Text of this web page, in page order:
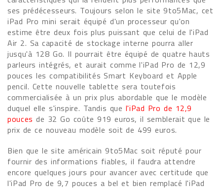
ses prédécesseurs. Toujours selon le site 9to5Mac, cet
iPad Pro mini serait équipé d'un processeur qu'on
estime être deux fois plus puissant que celui de l'iPad
Air 2. Sa capacité de stockage interne pourra aller
jusqu'à 128 Go. Il pourrait être équipé de quatre hauts
parleurs intégrés, et aurait comme l'iPad Pro de 12,9
pouces les compatibilités Smart Keyboard et Apple
pencil. Cette nouvelle tablette sera toutefois
commercialisée à un prix plus abordable que le modèle
duquel elle s'inspire. Tandis que l'iPad Pro de 12,9
poucesde 32 Go coûte 919 euros, il semblerait que le
prix de ce nouveau modèle soit de 499 euros.
Bien que le site américain 9to5Mac soit réputé pour
fournir des informations fiables, il faudra attendre
encore quelques jours pour avancer avec certitude que
l'iPad Pro de 9,7 pouces a bel et bien remplacé l'iPad